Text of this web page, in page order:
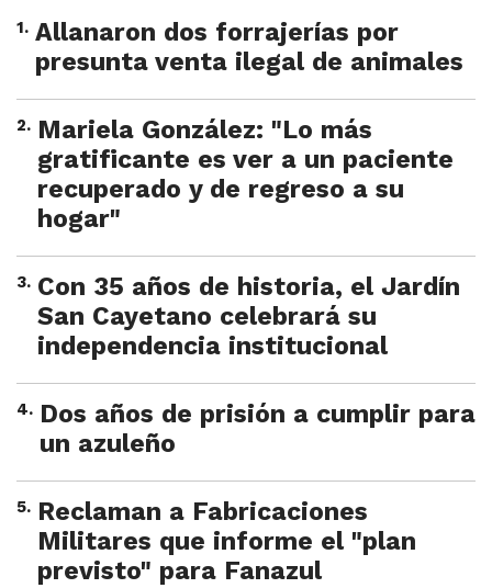
1. Allanaron dos forrajerías por
presunta venta ilegal de animales
2. Mariela González: "Lo más
gratificante es ver a un paciente
recuperado y de regreso a su
hogar"
3. Con 35 años de historia, el Jardín
San Cayetano celebrará su
independencia institucional
4. Dos años de prisión a cumplir para
un azuleño
5. Reclaman a Fabricaciones
Militares que informe el "plan
previsto" para Fanazul